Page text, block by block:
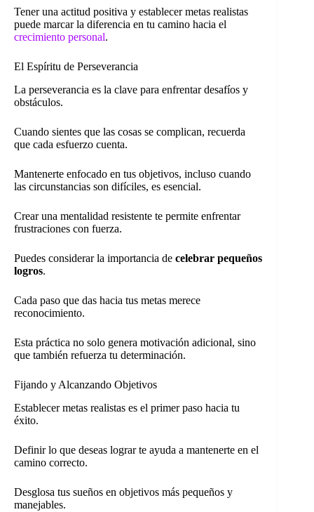
Tener una actitud positiva y establecer metas realistas
puede marcar la diferencia en tu camino hacia el
crecimiento personal.
El Espíritu de Perseverancia
La perseverancia es la clave para enfrentar desafíos y
obstáculos.
Cuando sientes que las cosas se complican, recuerda
que cada esfuerzo cuenta.
Mantenerte enfocado en tus objetivos, incluso cuando
las circunstancias son difíciles, es esencial.
Crear una mentalidad resistente te permite enfrentar
frustraciones con fuerza.
Puedes considerar la importancia de celebrar pequeños
logros.
Cada paso que das hacia tus metas merece
reconocimiento.
Esta práctica no solo genera motivación adicional, sino
que también refuerza tu determinación.
Fijando y Alcanzando Objetivos
Establecer metas realistas es el primer paso hacia tu
éxito.
Definir lo que deseas lograr te ayuda a mantenerte en el
camino correcto.
Desglosa tus sueños en objetivos más pequeños y
manejables.